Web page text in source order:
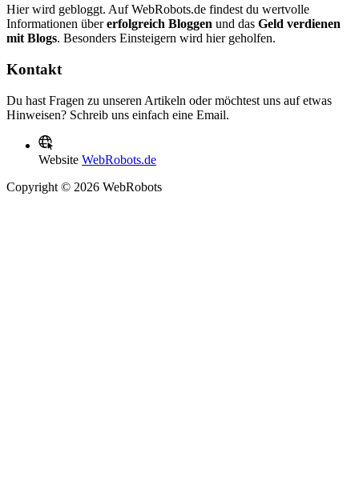
Hier wird gebloggt. Auf WebRobots.de findest du wertvolle
Informationen übererfolgreich Bloggen und das Geld verdienen
mit Blogs. Besonders Einsteigern wird hier geholfen.
Kontakt
Du hast Fragen zu unseren Artikeln oder möchtest uns auf etwas
Hinweisen? Schreib uns einfach eine Email.
Website WebRobots.de
Copyright © 2026 WebRobots